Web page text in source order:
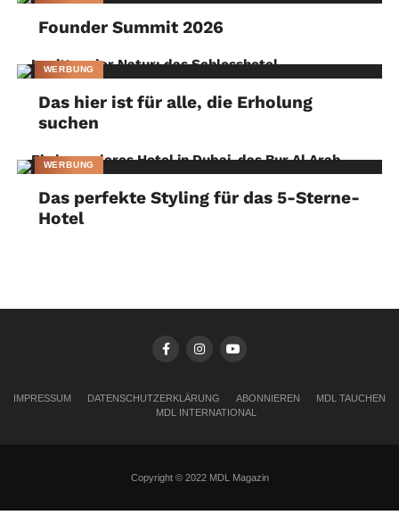
Founder Summit 2026
WERBUNG
Das hier ist für alle, die Erholung
suchen
WERBUNG
Das perfekte Styling für das 5-Sterne-
Hotel
IMPRESSUM DATENSCHUTZERKLÄRUNG ABONNIEREN
MDL TAUCHEN
MDL INTERNATIONAL
Copyright © 2022 MDL Magazin